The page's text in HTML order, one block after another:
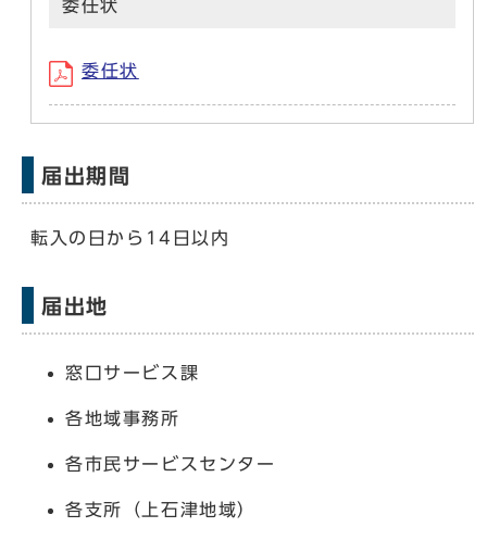
委任状
委任状
届出期間
転入の日から14日以内
届出地
窓口サービス課
各地域事務所
各市民サービスセンター
各支所（上石津地域）